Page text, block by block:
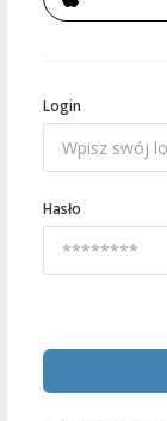
Login
Hasło